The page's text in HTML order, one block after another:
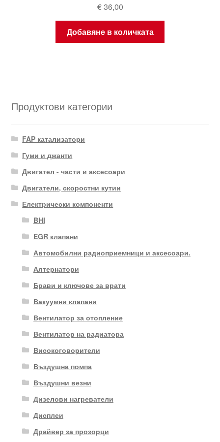
€36,00
Добавяне в количката
Продуктови категории
FAP катализатори
Гуми и джанти
Двигател - части и аксесоари
Двигатели, скоростни кутии
Електрически компоненти
BHI
EGR клапани
Автомобилни радиоприемници и аксесоари.
Алтернатори
Брави и ключове за врати
Вакуумни клапани
Вентилатор за отопление
Вентилатор на радиатора
Високоговорители
Въздушна помпа
Въздушни везни
Дизелови нагреватели
Дисплеи
Драйвер за прозорци